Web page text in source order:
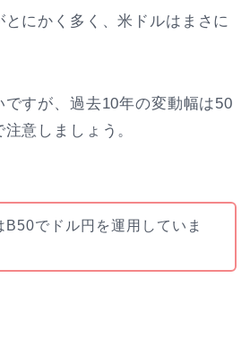
にかく多く、米ドルはまさに
すが、過去10年の変動幅は50
意しましょう。
B50でドル円を運用していま